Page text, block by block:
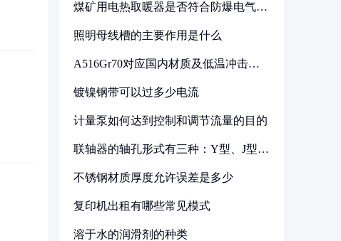
煤矿用电热取暖器是否符合防爆电气设
照明母线槽的主要作用是什么
A516Gr70对应国内材质及低温冲击要
镀镍钢带可以过多少电流
计量泵如何达到控制和调节流量的目的
联轴器的轴孔形式有三种：Y型、J型、
不锈钢材质厚度允许误差是多少
复印机出租有哪些常见模式
溶于水的润滑剂的种类